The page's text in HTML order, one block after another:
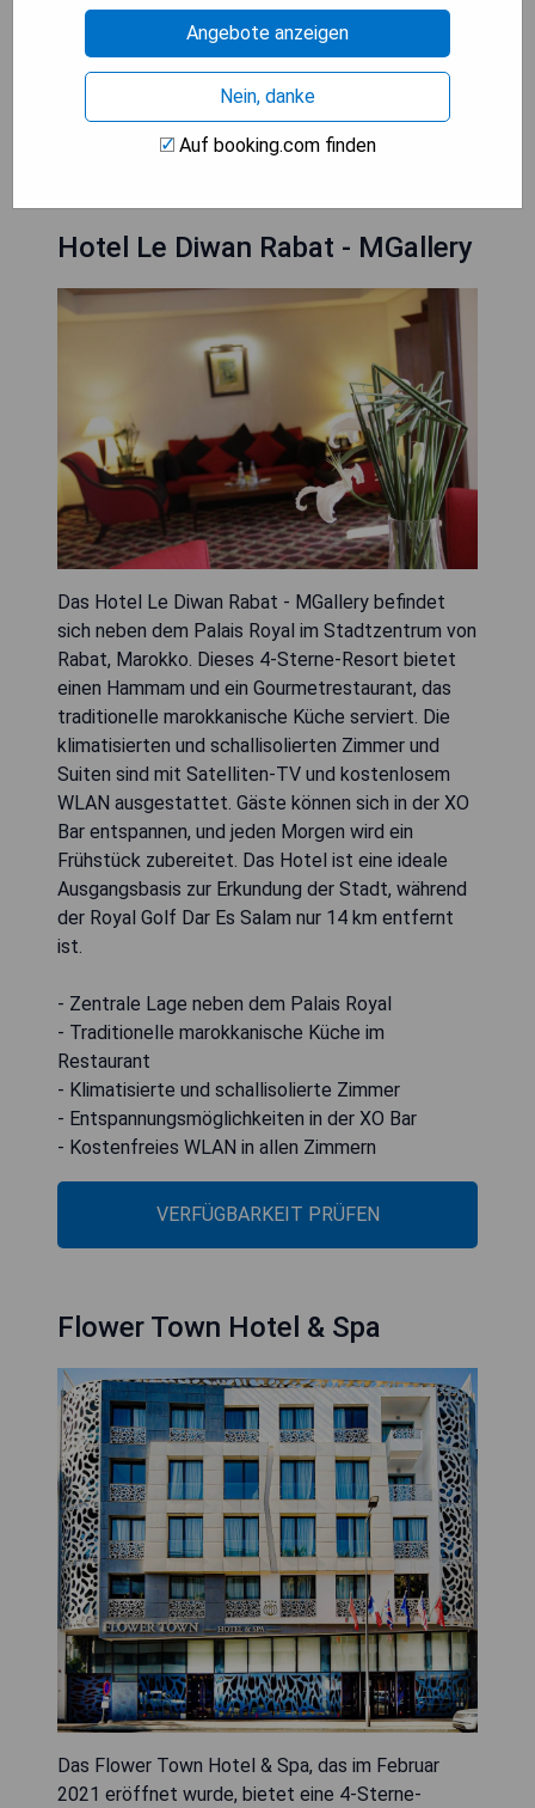
- Zentrale Lage in der Nähe von
Sehenswürdigkeiten
- Kurzer Fußweg zum Bahnhof Rabat
VERFÜGBARKEIT PRÜFEN
Hotel Le Diwan Rabat - MGallery
Das Hotel Le Diwan Rabat - MGallery befindet
sich neben dem Palais Royal im Stadtzentrum von
Rabat, Marokko. Dieses 4-Sterne-Resort bietet
einen Hammam und ein Gourmetrestaurant, das
traditionelle marokkanische Küche serviert. Die
klimatisierten und schallisolierten Zimmer und
Suiten sind mit Satelliten-TV und kostenlosem
WLAN ausgestattet. Gäste können sich in der XO
Bar entspannen, und jeden Morgen wird ein
Frühstück zubereitet. Das Hotel ist eine ideale
Ausgangsbasis zur Erkundung der Stadt, während
der Royal Golf Dar Es Salam nur 14 km entfernt
ist.
- Zentrale Lage neben dem Palais Royal
- Traditionelle marokkanische Küche im
Restaurant
- Klimatisierte und schallisolierte Zimmer
- Entspannungsmöglichkeiten in der XO Bar
- Kostenfreies WLAN in allen Zimmern
VERFÜGBARKEIT PRÜFEN
Flower Town Hotel & Spa
Das Flower Town Hotel & Spa, das im Februar
2021 eröffnet wurde, bietet eine 4-Sterne-
Angebote anzeigen
Nein, danke
Auf booking.com finden